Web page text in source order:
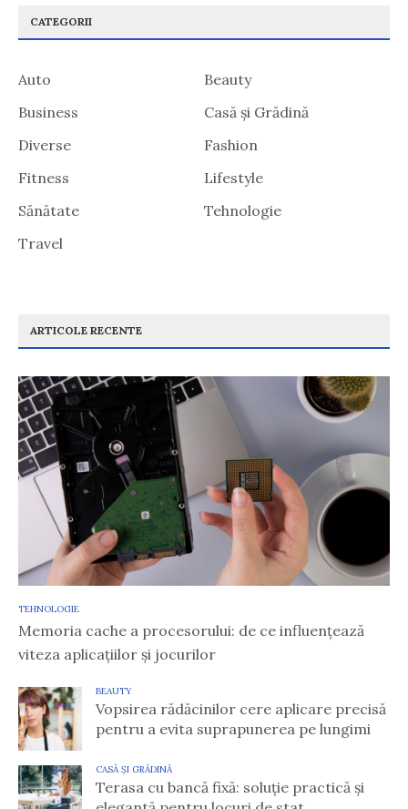
CATEGORII
Auto
Beauty
Business
Casă și Grădină
Diverse
Fashion
Fitness
Lifestyle
Sănătate
Tehnologie
Travel
ARTICOLE RECENTE
TEHNOLOGIE
Memoria cache a procesorului: de ce influențează
viteza aplicațiilor și jocurilor
BEAUTY
Vopsirea rădăcinilor cere aplicare precisă
pentru a evita suprapunerea pe lungimi
CASĂ ȘI GRĂDINĂ
Terasa cu bancă fixă: soluție practică și